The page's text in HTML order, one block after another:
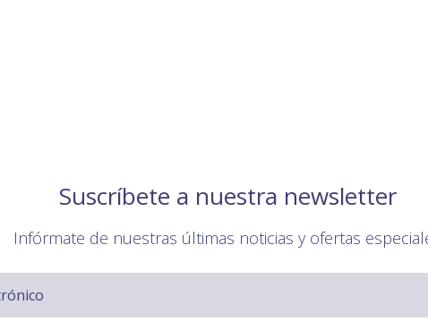
Suscríbete a nuestra newsletter
Infórmate de nuestras últimas noticias y ofertas